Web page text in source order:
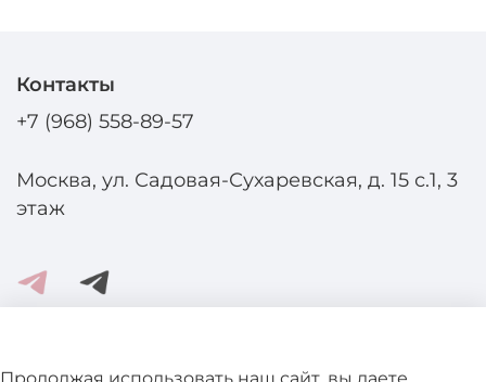
Помощь и информация
Контакты
+7 (968) 558-89-57
Москва, ул. Садовая-Сухаревская, д. 15 с.1, 3
этаж